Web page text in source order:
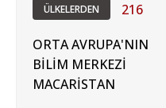
ÜLKELERDEN 216
ORTA AVRUPA'NIN
BİLİM MERKEZİ
MACARİSTAN